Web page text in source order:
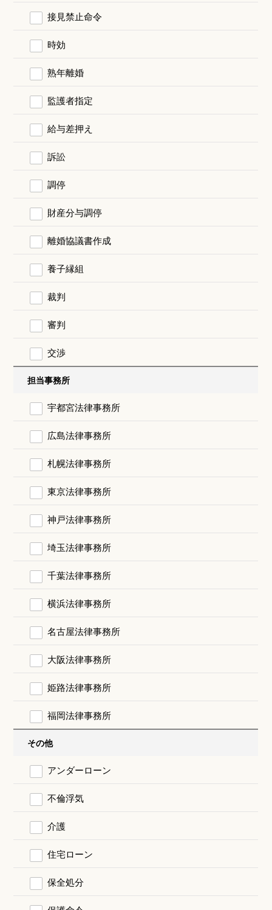
接見禁止命令
時効
熟年離婚
監護者指定
給与差押え
訴訟
調停
財産分与調停
離婚協議書作成
養子縁組
裁判
審判
交渉
担当事務所
宇都宮法律事務所
広島法律事務所
札幌法律事務所
東京法律事務所
神戸法律事務所
埼玉法律事務所
千葉法律事務所
横浜法律事務所
名古屋法律事務所
大阪法律事務所
姫路法律事務所
福岡法律事務所
その他
アンダーローン
不倫浮気
介護
住宅ローン
保全処分